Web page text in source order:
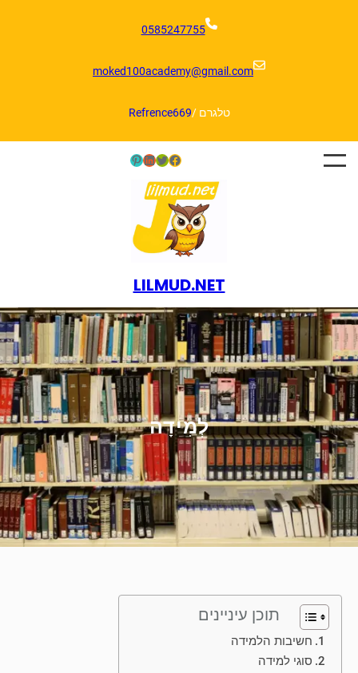
0585247755
moked100academy@gmail.com
טלגרם /Refrence669
Facebook
Twitter
LinkedIn
Pinterest
LILMUD.NET
לְמִידָה
תוכן עיניינים
חשיבות הלמידה
סוגי למידה